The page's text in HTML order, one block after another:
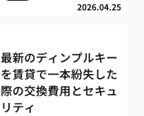
2026.04.25
最新のディンプルキー
を賃貸で一本紛失した
際の交換費用とセキュ
リティ